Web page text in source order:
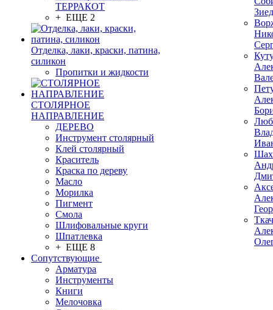
ТЕРРАКОТ
+ ЕЩЕ 2
Отделка, лаки, краски, патина,
силикон
Пропитки и жидкости
СТОЛЯРНОЕ
НАПРАВЛЕНИЕ
ДЕРЕВО
Инструмент столярный
Клей столярный
Краситель
Краска по дереву
Масло
Морилка
Пигмент
Смола
Шлифовальные круги
Шпатлевка
+ ЕЩЕ 8
Сопутствующие
Арматура
Инструменты
Книги
Мелочовка